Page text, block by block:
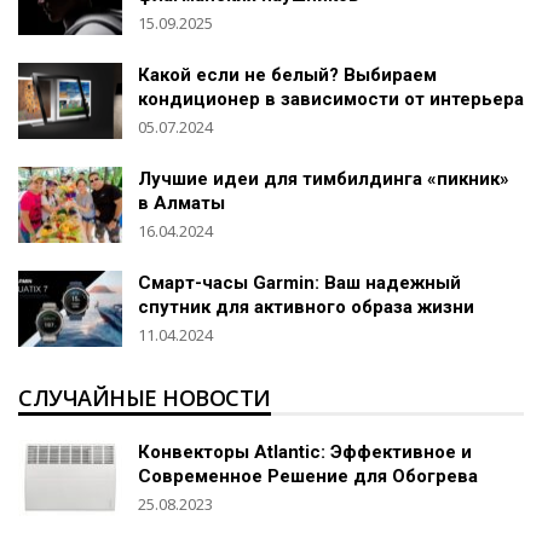
15.09.2025
Какой если не белый? Выбираем
кондиционер в зависимости от интерьера
05.07.2024
Лучшие идеи для тимбилдинга «пикник»
в Алматы
16.04.2024
Смарт-часы Garmin: Ваш надежный
спутник для активного образа жизни
11.04.2024
СЛУЧАЙНЫЕ НОВОСТИ
Конвекторы Atlantic: Эффективное и
Современное Решение для Обогрева
25.08.2023